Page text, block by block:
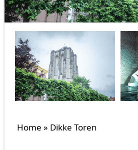
Home » Dikke Toren